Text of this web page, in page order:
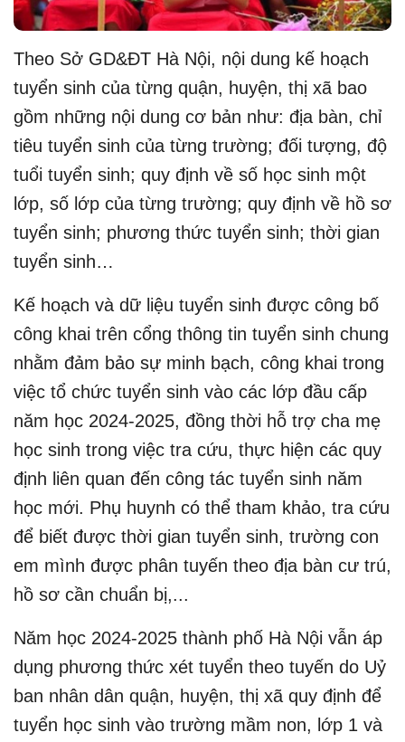
Theo Sở GD&ĐT Hà Nội, nội dung kế hoạch
tuyển sinh của từng quận, huyện, thị xã bao
gồm những nội dung cơ bản như: địa bàn, chỉ
tiêu tuyển sinh của từng trường; đối tượng, độ
tuổi tuyển sinh; quy định về số học sinh một
lớp, số lớp của từng trường; quy định về hồ sơ
tuyển sinh; phương thức tuyển sinh; thời gian
tuyển sinh…
Kế hoạch và dữ liệu tuyển sinh được công bố
công khai trên cổng thông tin tuyển sinh chung
nhằm đảm bảo sự minh bạch, công khai trong
việc tổ chức tuyển sinh vào các lớp đầu cấp
năm học 2024-2025, đồng thời hỗ trợ cha mẹ
học sinh trong việc tra cứu, thực hiện các quy
định liên quan đến công tác tuyển sinh năm
học mới. Phụ huynh có thể tham khảo, tra cứu
để biết được thời gian tuyển sinh, trường con
em mình được phân tuyến theo địa bàn cư trú,
hồ sơ cần chuẩn bị,...
Năm học 2024-2025 thành phố Hà Nội vẫn áp
dụng phương thức xét tuyển theo tuyến do Uỷ
ban nhân dân quận, huyện, thị xã quy định để
tuyển học sinh vào trường mầm non, lớp 1 và